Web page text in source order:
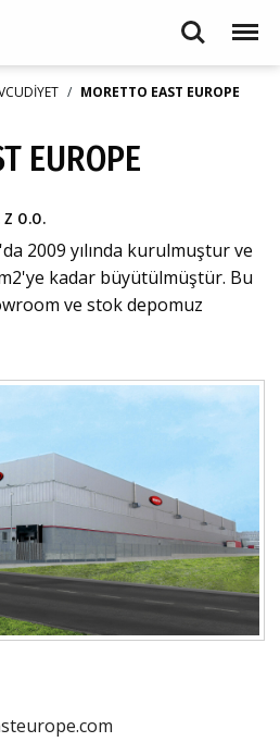
Search Menu
MORETTO EAST EUROPE
EUROPE
o.o.
2009 yılında kurulmuştur ve
kadar büyütülmüştür. Bu
ve stok depomuz